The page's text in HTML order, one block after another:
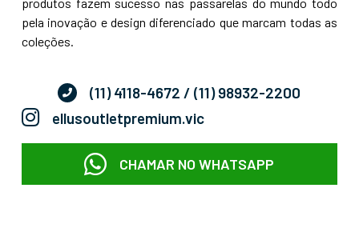
pela inovação e design diferenciado que marcam todas as
coleções.
(11) 4118-4672 / (11) 98932-2200
ellusoutletpremium.vic
CHAMAR NO WHATSAPP